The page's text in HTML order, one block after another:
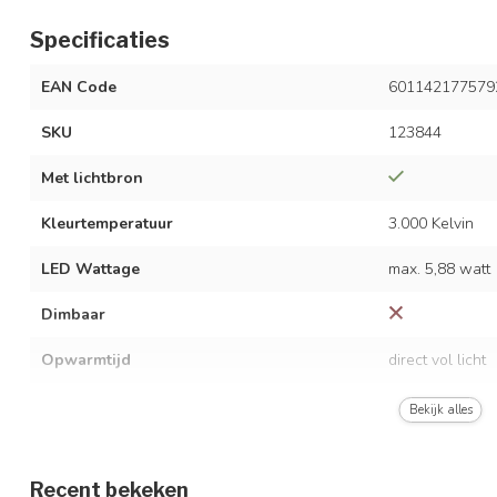
Specificaties
EAN Code
SKU 123844
Met lichtbron
Kleurtemperatuur 3.000 Kelvin
LED Wattage max. 5,88 watt
Dimbaar
Opwarmtijd direct vol licht
60 / 240 / 600
Bekijk alles
Recent bekeken